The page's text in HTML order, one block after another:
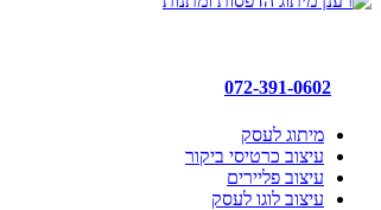
072-391-0602
מיתוג לעסק
עיצוב כרטיסי ביקור
עיצוב פליירים
עיצוב לוגו לעסק